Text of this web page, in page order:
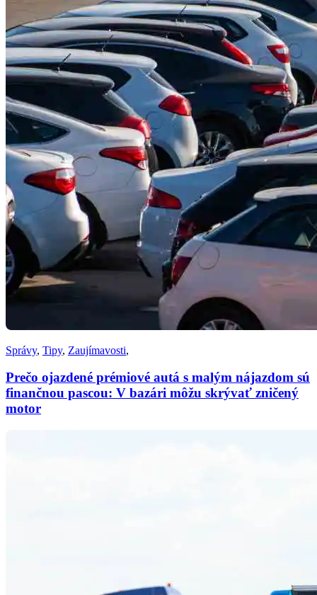
Správy, Tipy, Zaujímavosti,
Prečo ojazdené prémiové autá s malým nájazdom sú
finančnou pascou: V bazári môžu skrývať zničený
motor